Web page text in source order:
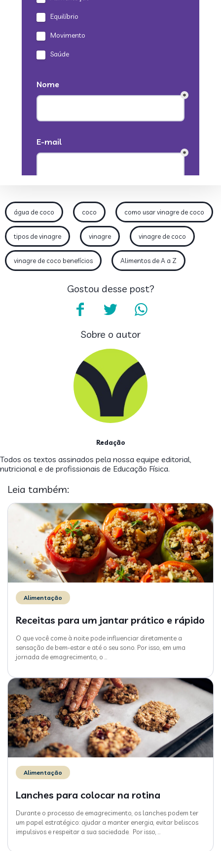
água de coco coco como usar vinagre de coco
tipos de vinagre vinagre vinagre de coco
vinagre de coco benefícios Alimentos de A a Z
Gostou desse post?
Sobre o autor
Redação
Todos os textos assinados pela nossa equipe editorial,
nutricional e de profissionais de Educação Física.
Leia também:
Alimentação
Receitas para um jantar prático e rápido
O que você come à noite pode influenciar diretamente a
sensação de bem-estar e até o seu sono. Por isso, em uma
jornada de emagrecimento, o …
Alimentação
Lanches para colocar na rotina
Durante o processo de emagrecimento, os lanches podem ter
um papel estratégico: ajudar a manter energia, evitar beliscos
impulsivos e respeitar a sua saciedade. Por isso, …